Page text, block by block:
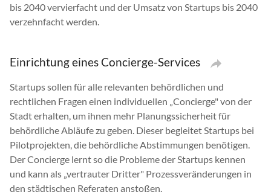
bis 2040 vervierfacht und der Umsatz von Startups bis 2040
verzehnfacht werden.
Einrichtung eines Concierge-Services
Startups sollen für alle relevanten behördlichen und
rechtlichen Fragen einen individuellen „Concierge" von der
Stadt erhalten, um ihnen mehr Planungssicherheit für
behördliche Abläufe zu geben. Dieser begleitet Startups bei
Pilotprojekten, die behördliche Abstimmungen benötigen.
Der Concierge lernt so die Probleme der Startups kennen
und kann als „vertrauter Dritter" Prozessveränderungen in
den städtischen Referaten anstoßen.